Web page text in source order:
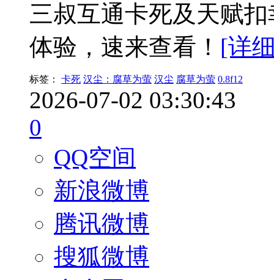
三叔互通卡死及天赋
体验，速来查看！ [详
标签： 卡死 汉尘：腐草为萤 汉尘 腐草为萤 0.8f12
2026-07-02 03:30:43
0
QQ空间
新浪微博
腾讯微博
搜狐微博